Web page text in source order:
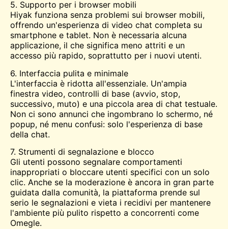
5. Supporto per i browser mobili
Hiyak funziona senza problemi sui browser mobili,
offrendo un'esperienza di video chat completa su
smartphone e tablet. Non è necessaria alcuna
applicazione, il che significa meno attriti e un
accesso più rapido, soprattutto per i nuovi utenti.
6. Interfaccia pulita e minimale
L'interfaccia è ridotta all'essenziale. Un'ampia
finestra video, controlli di base (avvio, stop,
successivo, muto) e una piccola area di chat testuale.
Non ci sono annunci che ingombrano lo schermo, né
popup, né menu confusi: solo l'esperienza di base
della chat.
7. Strumenti di segnalazione e blocco
Gli utenti possono segnalare comportamenti
inappropriati o bloccare utenti specifici con un solo
clic. Anche se la moderazione è ancora in gran parte
guidata dalla comunità, la piattaforma prende sul
serio le segnalazioni e vieta i recidivi per mantenere
l'ambiente più pulito rispetto a concorrenti come
Omegle.